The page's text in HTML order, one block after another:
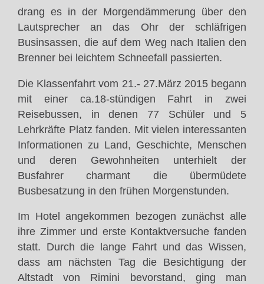
drang es in der Morgendämmerung über den
Lautsprecher an das Ohr der schläfrigen
Businsassen, die auf dem Weg nach Italien den
Brenner bei leichtem Schneefall passierten.
Die Klassenfahrt vom 21.- 27.März 2015 begann
mit einer ca.18-stündigen Fahrt in zwei
Reisebussen, in denen 77 Schüler und 5
Lehrkräfte Platz fanden. Mit vielen interessanten
Informationen zu Land, Geschichte, Menschen
und deren Gewohnheiten unterhielt der
Busfahrer charmant die übermüdete
Busbesatzung in den frühen Morgenstunden.
Im Hotel angekommen bezogen zunächst alle
ihre Zimmer und erste Kontaktversuche fanden
statt. Durch die lange Fahrt und das Wissen,
dass am nächsten Tag die Besichtigung der
Altstadt von Rimini bevorstand, ging man